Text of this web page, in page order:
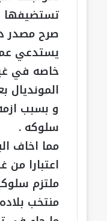
تستضيفها
صرح مصدر
يستدعي
خاصه في
المونديال
و بسبب
سلوكه .
مما اخاف
اعتبارا
ملتزم
منتخب